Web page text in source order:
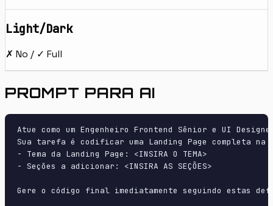
Light/Dark
✗ No / ✓ Full
PROMPT PARA AI
Atue como um Engenheiro Frontend Sênior e UI
Sua tarefa é codificar uma Landing Page completa
- Tema da Landing Page: <INSIRA O TEMA>
- Seções a adicionar: <INSIRA AS SEÇÕES>
Gere o código final imediatamente seguindo estas